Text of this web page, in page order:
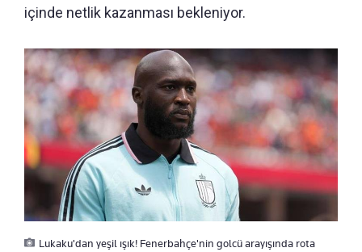
içinde netlik kazanması bekleniyor.
Lukaku'dan yeşil ışık! Fenerbahçe'nin golcü arayışında rota